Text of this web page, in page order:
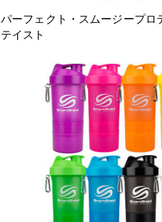
パーフェクト・スムージープロ
テイスト